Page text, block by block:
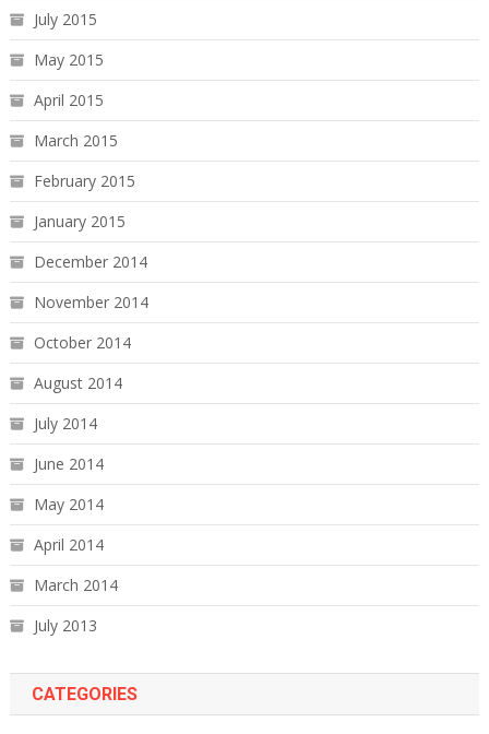
July 2015
May 2015
April 2015
March 2015
February 2015
January 2015
December 2014
November 2014
October 2014
August 2014
July 2014
June 2014
May 2014
April 2014
March 2014
July 2013
CATEGORIES